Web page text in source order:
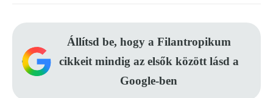
Állítsd be, hogy a Filantropikum
cikkeit mindig az elsők között lásd a
Google-ben